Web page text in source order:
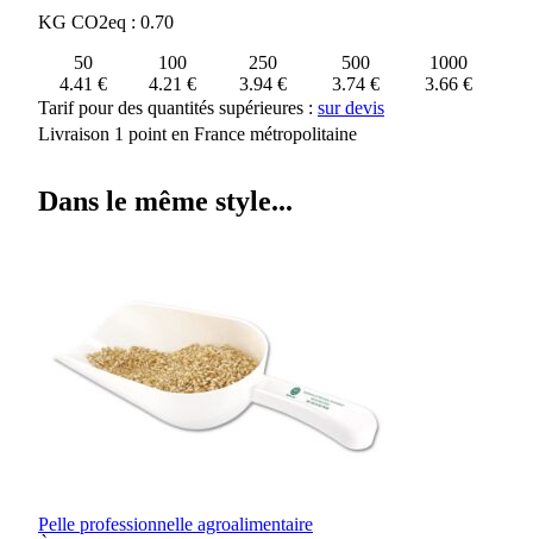
KG CO2eq : 0.70
50
100 250 500
1000
4.41 €
4.21 € 3.94 € 3.74 €
3.66 €
Tarif pour des quantités supérieures : sur devis
Livraison 1 point en France métropolitaine
Dans le même style...
Pelle professionnelle agroalimentaire